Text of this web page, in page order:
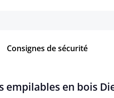
Consignes de sécurité
empilables en bois